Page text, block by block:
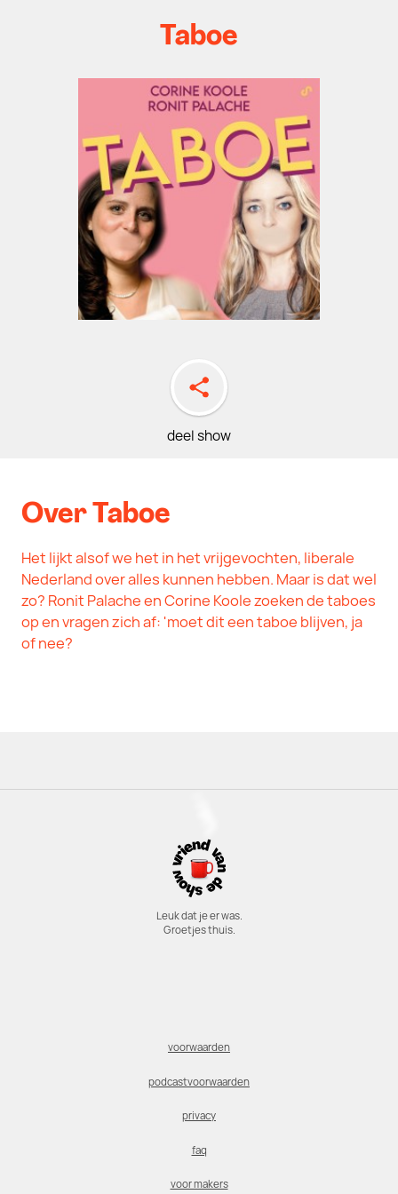
Taboe
deel show
Over Taboe
Het lijkt alsof we het in het vrijgevochten, liberale
Nederland over alles kunnen hebben. Maar is dat wel
zo? Ronit Palache en Corine Koole zoeken de taboes
op en vragen zich af: 'moet dit een taboe blijven, ja
of nee?
Leuk dat je er was.
Groetjes thuis.
voorwaarden
podcastvoorwaarden
privacy
faq
voor makers